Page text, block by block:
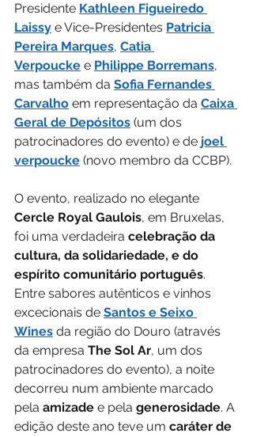
Presidente Kathleen Figueiredo
Laissy e Vice-Presidentes Patricia
Pereira Marques, Catia
Verpoucke e Philippe Borremans,
mas também da Sofia Fernandes
Carvalho em representação da Caixa
Geral de Depósitos (um dos
patrocinadores do evento) e de joel
verpoucke (novo membro da CCBP).
O evento, realizado no elegante
Cercle Royal Gaulois, em Bruxelas,
foi uma verdadeira celebração da
cultura, da solidariedade, e do
espírito comunitário português.
Entre sabores autênticos e vinhos
excecionais de Santos e Seixo
Wines da região do Douro (através
da empresa The Sol Ar, um dos
patrocinadores do evento), a noite
decorreu num ambiente marcado
pela amizade e pela generosidade. A
edição deste ano teve um caráter de